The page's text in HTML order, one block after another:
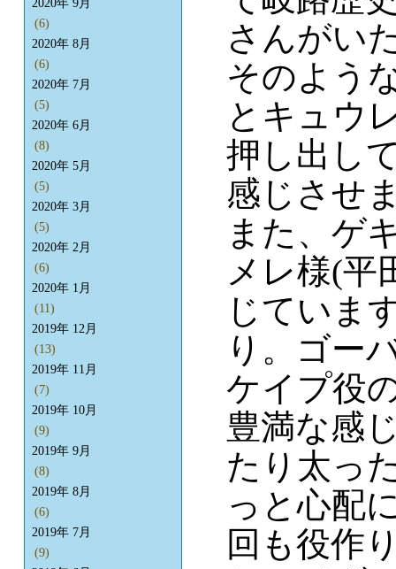
さんがい
そのよう
とキュウ
押し出し
感じさせ
また、ゲ
メレ様(平
じていま
り。ゴー
ケイプ役
豊満な感
たり太っ
っと心配
回も役作
2020年 9月
(6)
2020年 8月
(6)
2020年 7月
(5)
2020年 6月
(8)
2020年 5月
(5)
2020年 3月
(5)
2020年 2月
(6)
2020年 1月
(11)
2019年 12月
(13)
2019年 11月
(7)
2019年 10月
(9)
2019年 9月
(8)
2019年 8月
(6)
2019年 7月
(9)